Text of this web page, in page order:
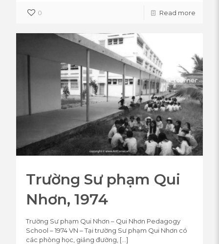
0 Read more
Trường Sư phạm Qui
Nhơn, 1974
Trường Sư phạm Qui Nhơn – Qui Nhơn Pedagogy
School – 1974 VN – Tại trường Sư phạm Qui Nhơn có
các phòng học, giảng đường, […]